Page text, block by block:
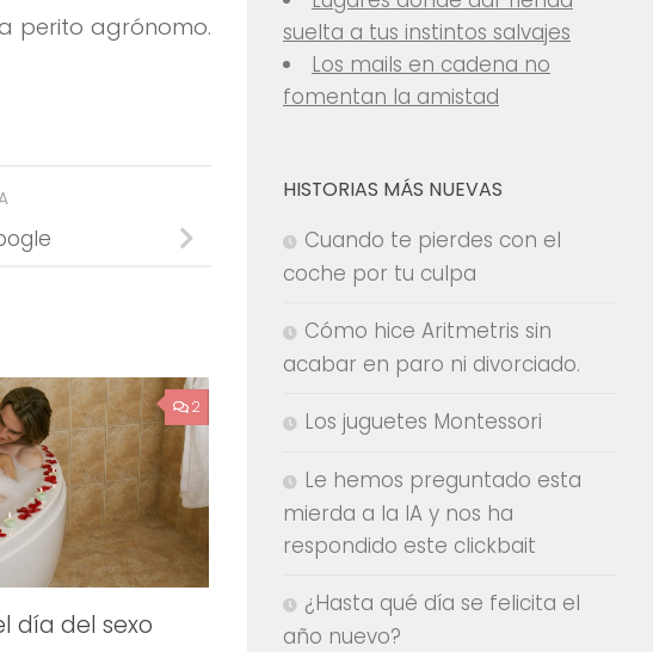
perito agrónomo.
2
día del sexo
suelta a tus instintos salvajes
Los mails en cadena no
fomentan la amistad
HISTORIAS MÁS NUEVAS
Cuando te pierdes con el
coche por tu culpa
Cómo hice Aritmetris sin
acabar en paro ni divorciado.
Los juguetes Montessori
Le hemos preguntado esta
mierda a la IA y nos ha
respondido este clickbait
¿Hasta qué día se felicita el
año nuevo?